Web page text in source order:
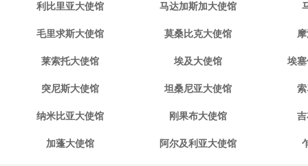
利比里亚大使馆 马达加斯加大使馆
毛里求斯大使馆 莫桑比克大使馆
莱索托大使馆 埃及大使馆 埃
突尼斯大使馆 坦桑尼亚大使馆
纳米比亚大使馆 刚果布大使馆
加蓬大使馆 阿尔及利亚大使馆